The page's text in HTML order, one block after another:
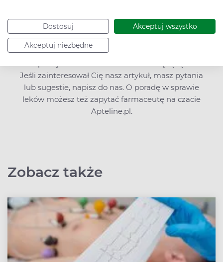
Dostosuj Akceptuj wszystko
Akceptuj niezbędne
dbania o zdrowie. Pamiętaj jednak, że nasze
treści, choć pisane przez ekspertów, nie mogą
zastąpić wizyty u lekarza ani być podstawą do
Jeśli zainteresował Cię nasz artykuł, masz pytania
lub sugestie, napisz do nas. O poradę w sprawie
leków możesz też zapytać farmaceutę na czacie
Apteline.pl.
Zobacz także